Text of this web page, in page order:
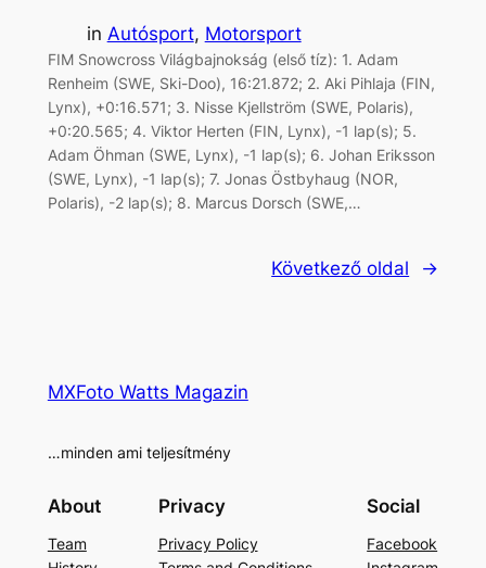
in Autósport, Motorsport
FIM Snowcross Világbajnokság (első tíz): 1. Adam
Renheim (SWE, Ski-Doo), 16:21.872; 2. Aki Pihlaja (FIN,
Lynx), +0:16.571; 3. Nisse Kjellström (SWE, Polaris),
+0:20.565; 4. Viktor Herten (FIN, Lynx), -1 lap(s); 5.
Adam Öhman (SWE, Lynx), -1 lap(s); 6. Johan Eriksson
(SWE, Lynx), -1 lap(s); 7. Jonas Östbyhaug (NOR,
Polaris), -2 lap(s); 8. Marcus Dorsch (SWE,…
Következő oldal →
MXFoto Watts Magazin
…minden ami teljesítmény
About
Team
Privacy
Privacy Policy
Social
Facebook